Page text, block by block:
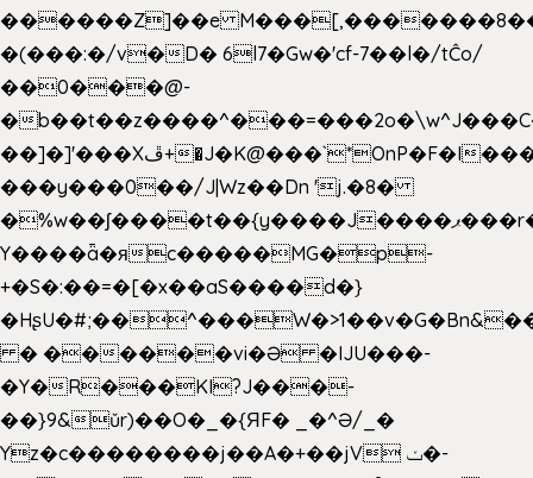
������Z]��e
�(���:�/v�D� 6l7�Gw�'cf-7��l�/tĈo/
��0���@-
�
��]�]'���Xڦ+�J�K@���`*OnP�F�I�����n����ˎ���E>���%
���y���0��/J|Wz��Dn 'j.�8�
�%w��ʃ����t��{y����J����ޕ���r��d�$e҅b�e����
Y����ǟ�яc�����MG�p-
+�S�:��=�[�x��aS����d�}
� ������vi�Ə �IJU���-
�Y�R���KI?J���-
��}9&ǔr)��O�_�{ЯF� _�^Ə/_�
Yz�c��������j��A�+��jV ݖ�-